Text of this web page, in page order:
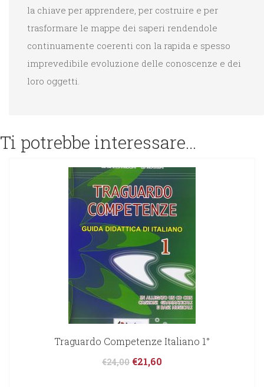
la chiave per apprendere, per costruire e per
trasformare le mappe dei saperi rendendole
continuamente coerenti con la rapida e spesso
imprevedibile evoluzione delle conoscenze e dei
loro oggetti.
Ti potrebbe interessare…
Traguardo Competenze Italiano 1°
€24,00 €21,60